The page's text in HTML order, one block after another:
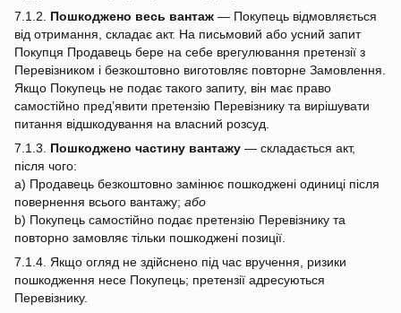
7.1.2. Пошкоджено весь вантаж — Покупець відмовляється
від отримання, складає акт. На письмовий або усний запит
Покупця Продавець бере на себе врегулювання претензії з
Перевізником і безкоштовно виготовляє повторне Замовлення.
Якщо Покупець не подає такого запиту, він має право
самостійно пред’явити претензію Перевізнику та вирішувати
питання відшкодування на власний розсуд.
7.1.3. Пошкоджено частину вантажу — складається акт,
після чого:
a) Продавець безкоштовно замінює пошкоджені одиниці після
повернення всього вантажу; або
b) Покупець самостійно подає претензію Перевізнику та
повторно замовляє тільки пошкоджені позиції.
7.1.4. Якщо огляд не здійснено під час вручення, ризики
пошкодження несе Покупець; претензії адресуються
Перевізнику.